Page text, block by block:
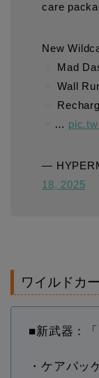
care
New
Mad
Wall
…
—
18, 2025
ワイルドカ
■新武器：
・ケアパッ